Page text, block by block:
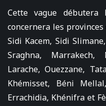
Cette vague
concernera les
Sidi Kacem, Sidi
Sraghna, Marrakech,
Larache, Ouezzane,
Khémisset, Béni
Errachidia, Khénifra et